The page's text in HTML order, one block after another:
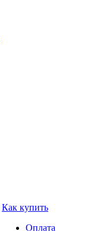
Как купить
Оплата